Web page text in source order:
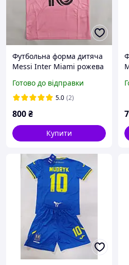
Футбольна форма дитяча
Messi Inter Miami рожева
Готово до відправки
5.0 (2)
800₴
Купити